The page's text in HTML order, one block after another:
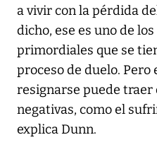
a vivir con la pérdida
dicho, ese es uno de
primordiales que se
proceso de duelo. Pero
resignarse puede traer
negativas, como el
explica Dunn.